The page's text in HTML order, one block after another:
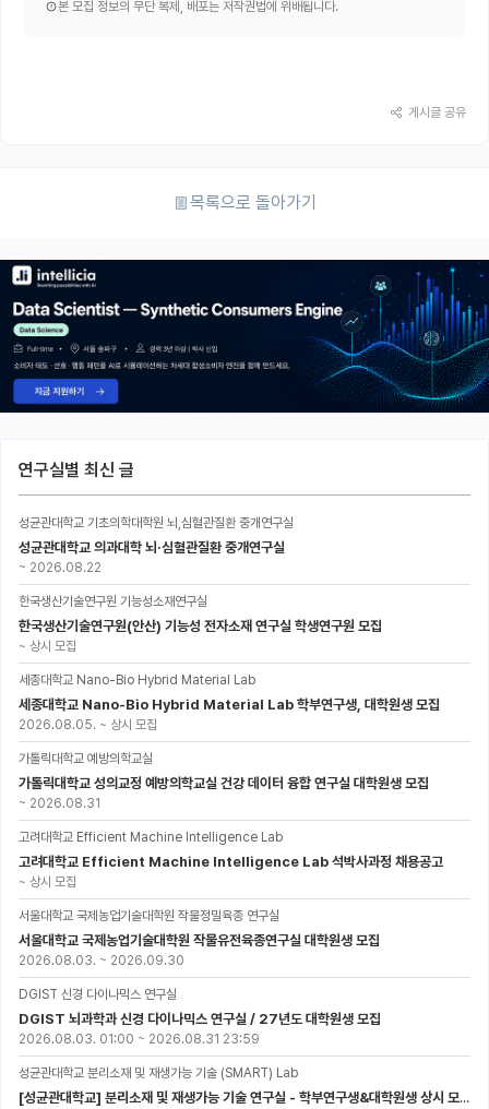
본 모집 정보의 무단 복제, 배포는 저작권법에 위배됩니다.
게시글 공유
목록으로 돌아가기
연구실별 최신 글
성균관대학교 기초의학대학원 뇌,심혈관질환 중개연구실
성균관대학교 의과대학 뇌·심혈관질환 중개연구실
~ 2026.08.22
한국생산기술연구원 기능성소재연구실
한국생산기술연구원(안산) 기능성 전자소재 연구실 학생연구원 모집
~ 상시 모집
세종대학교 Nano-Bio Hybrid Material Lab
세종대학교 Nano-Bio Hybrid Material Lab 학부연구생, 대학원생 모집
2026.08.05. ~ 상시 모집
가톨릭대학교 예방의학교실
가톨릭대학교 성의교정 예방의학교실 건강 데이터 융합 연구실 대학원생 모집
~ 2026.08.31
고려대학교 Efficient Machine Intelligence Lab
고려대학교 Efficient Machine Intelligence Lab 석박사과정 채용공고
~ 상시 모집
서울대학교 국제농업기술대학원 작물정밀육종 연구실
서울대학교 국제농업기술대학원 작물유전육종연구실 대학원생 모집
2026.08.03. ~ 2026.09.30
DGIST 신경 다이나믹스 연구실
DGIST 뇌과학과 신경 다이나믹스 연구실 / 27년도 대학원생 모집
2026.08.03. 01:00 ~ 2026.08.31 23:59
성균관대학교 분리소재 및 재생가능 기술 (SMART) Lab
[성균관대학교] 분리소재 및 재생가능 기술 연구실 - 학부연구생&대학원생 상시 모집 (미래에너지공학과)